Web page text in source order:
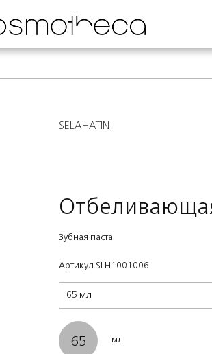
SELAHATIN
Отбеливающая
Зубная паста
Артикул SLH1001006
65 мл
65 мл